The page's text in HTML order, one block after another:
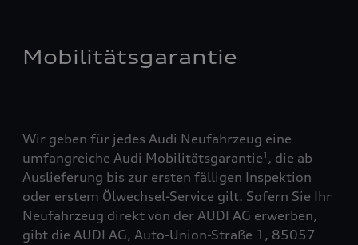
Mobilitätsgarantie
Wir geben für jedes Audi Neufahrzeug eine
umfangreiche Audi Mobilitätsgarantie1 , die ab
Auslieferung bis zur ersten fälligen Inspektion
oder erstem Ölwechsel-Service gilt. Sofern Sie Ihr
Neufahrzeug direkt von der AUDI AG erwerben,
gibt die AUDI AG, Auto-Union-Straße 1, 85057